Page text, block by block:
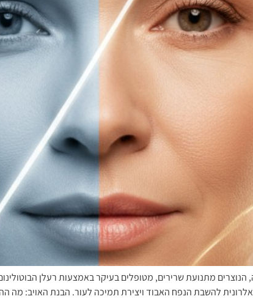
מתנועת שרירים, מטופלים בעיקר באמצעות רעלן
להשבת הנפח האבוד ויצירת תמיכה לעור. הבנת האויב: